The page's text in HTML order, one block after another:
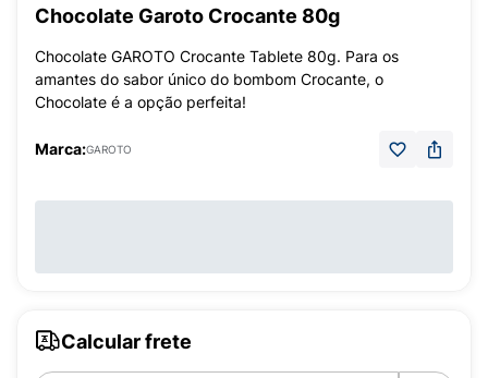
Chocolate Garoto Crocante 80g
Chocolate GAROTO Crocante Tablete 80g. Para os
amantes do sabor único do bombom Crocante, o
Chocolate é a opção perfeita!
Marca:GAROTO
Calcular frete